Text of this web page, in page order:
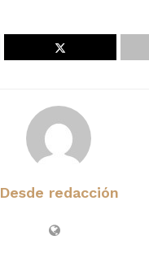
Desde redacción